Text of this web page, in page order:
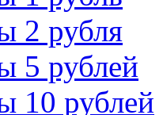
2 рубля
5 рублей
10 рублей